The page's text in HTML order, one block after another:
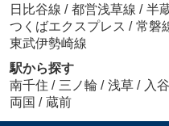
日比谷線 / 都営浅草線 / 半
つくばエクスプレス / 常磐
東武伊勢崎線
駅から探す
南千住 / 三ノ輪 / 浅草 / 入谷
両国 / 蔵前